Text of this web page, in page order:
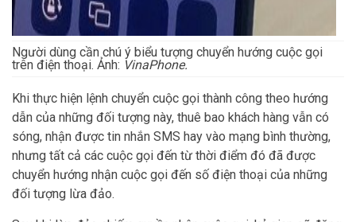
Người dùng cần chú ý biểu tượng chuyển hướng cuộc gọi
trên điện thoại. Ảnh: VinaPhone.
Khi thực hiện lệnh chuyển cuộc gọi thành công theo hướng
dẫn của những đối tượng này, thuê bao khách hàng vẫn có
sóng, nhận được tin nhắn SMS hay vào mạng bình thường,
nhưng tất cả các cuộc gọi đến từ thời điểm đó đã được
chuyển hướng nhận cuộc gọi đến số điện thoại của những
đối tượng lừa đảo.